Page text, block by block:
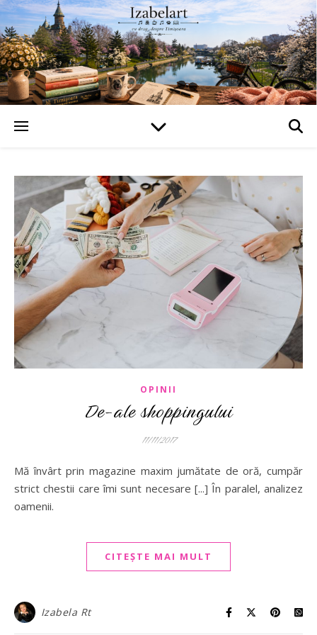
OPINII
De-ale shoppingului
11/11/2017
Mă învârt prin magazine maxim jumătate de oră, cumpăr
strict chestii care îmi sunt necesare [...] În paralel, analizez
oamenii.
CITEȘTE MAI MULT
Izabela Rt